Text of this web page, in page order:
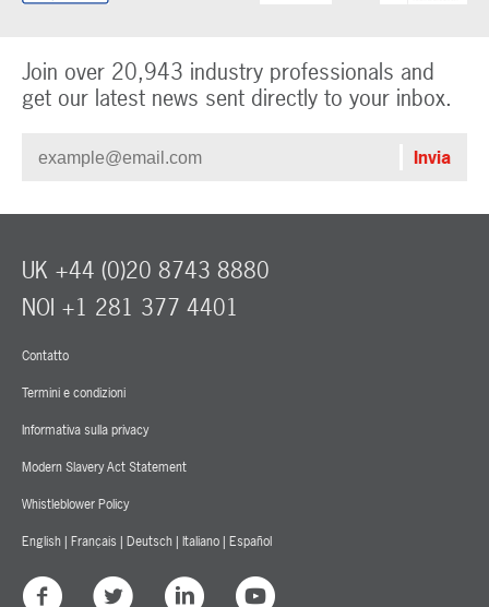
Join over 20,943 industry professionals and
get our latest news sent directly to your inbox.
Contatto
Termini e condizioni
Informativa sulla privacy
Modern Slavery Act Statement
Whistleblower Policy
English | Français | Deutsch | Italiano | Español
UK +44 (0)20 8743 8880
NOI +1 281 377 4401